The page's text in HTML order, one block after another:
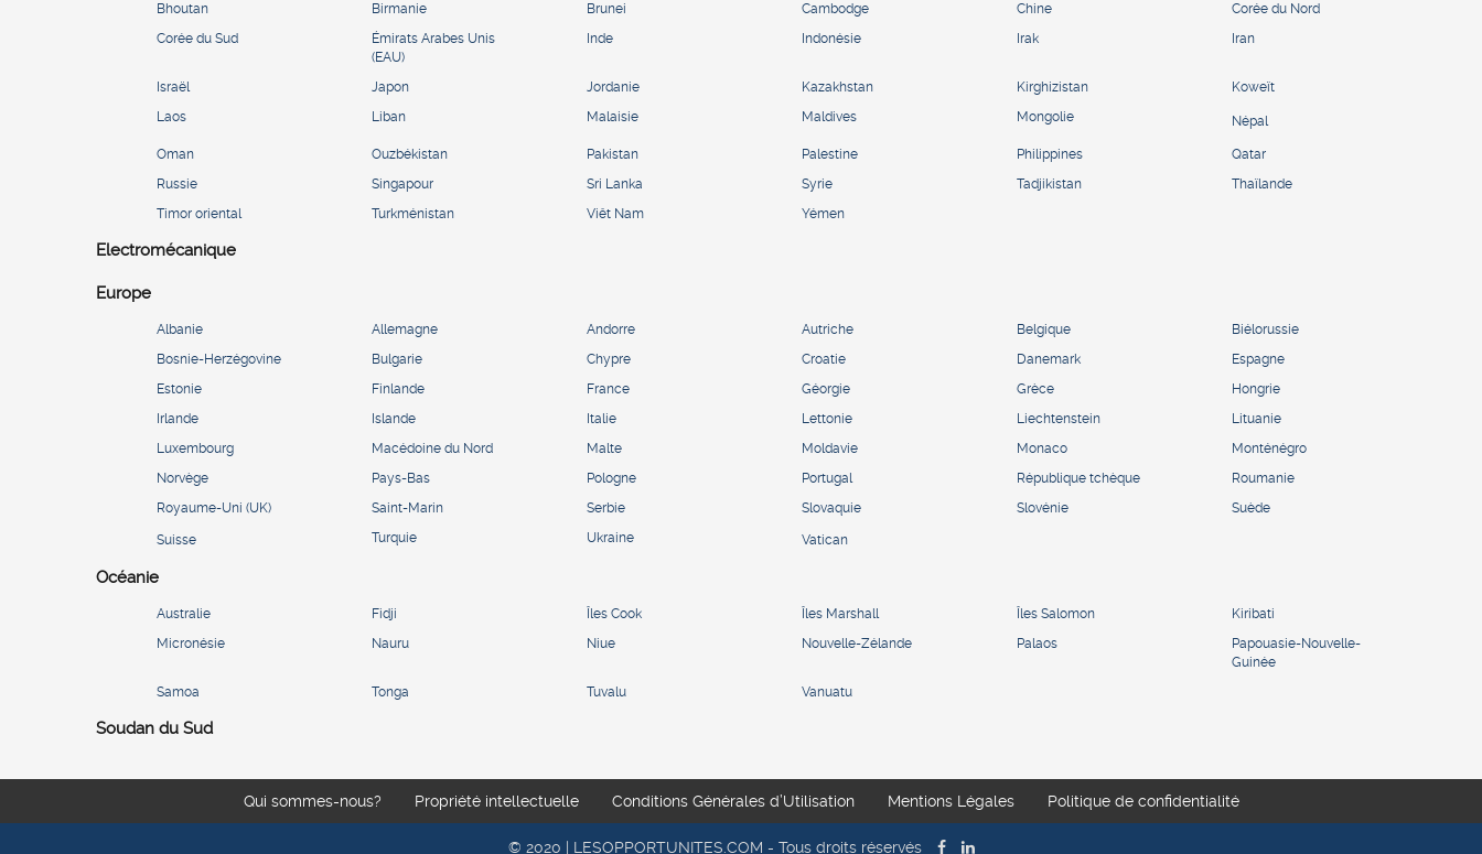
Bhoutan
Birmanie Brunei Cambodge Chine
Corée du Nord
Corée du Sud
Émirats Arabes Unis
(EAU)
Inde Indonésie Irak Iran
Israël Japon Jordanie Kazakhstan Kirghizistan
Koweït
Laos
Liban Malaisie Maldives Mongolie Népal
Oman Ouzbékistan Pakistan Palestine Philippines
Qatar
Russie
Singapour Sri Lanka Syrie Tadjikistan
Thaïlande
Timor oriental
Turkménistan Viêt Nam Yémen
Electromécanique
Europe
Albanie Allemagne Andorre Autriche Belgique
Biélorussie
Bosnie-Herzégovine
Bulgarie Chypre Croatie Danemark
Espagne
Estonie
Finlande France Géorgie Grèce
Hongrie
Irlande
Islande Italie Lettonie Liechtenstein
Lituanie
Luxembourg
Macédoine du Nord Malte Moldavie Monaco
Monténégro
Norvège
Pays-Bas Pologne Portugal République tchèque
Roumanie
Royaume-Uni (UK)
Saint-Marin Serbie Slovaquie Slovénie Suède
Suisse Turquie Ukraine Vatican
Océanie
Australie Fidji Îles Cook Îles Marshall Îles Salomon
Kiribati
Micronésie
Nauru Niue Nouvelle-Zélande Palaos
Papouasie-Nouvelle-
Guinée
Samoa
Tonga Tuvalu Vanuatu
Soudan du Sud
Qui sommes-nous? Propriété intellectuelle Conditions Générales d’Utilisation Mentions Légales Politique de confidentialité
© 2020 | LESOPPORTUNITES.COM - Tous droits réservés